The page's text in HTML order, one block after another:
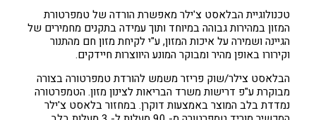
טכנולוגיית הבלאסט צ'ילר מאפשרת הורדה של טמפרטורת
המזון במהירות גבוהה במיוחד ותוך עמידה בתקנים מחמירים של
הגיינה ושמירה על איכות המזון, ע"י לקיחת מזון חם מהתנור
וקירורו באופן מהיר ומבוקר המונע היווצרות חיידקים.
הבלאסט צילר/שוק פריזר משמש להורדת טמפרטורה בצורה
מבוקרת ע"פ דרישות משרד הבריאות לצינון מזון. הטמפרטורה
נמדדת בלב המוצר באמצעות דוקרן. במחזור בלאסט צ'ילר